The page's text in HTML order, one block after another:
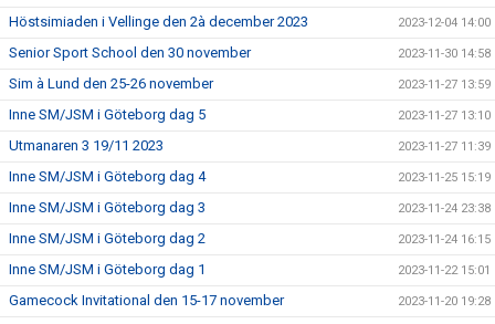
Höstsimiaden i Vellinge den 2à december 2023 2023-12-04 14:00
Senior Sport School den 30 november 2023-11-30 14:58
Sim à Lund den 25-26 november 2023-11-27 13:59
Inne SM/JSM i Göteborg dag 5 2023-11-27 13:10
Utmanaren 3 19/11 2023 2023-11-27 11:39
Inne SM/JSM i Göteborg dag 4 2023-11-25 15:19
Inne SM/JSM i Göteborg dag 3 2023-11-24 23:38
Inne SM/JSM i Göteborg dag 2 2023-11-24 16:15
Inne SM/JSM i Göteborg dag 1 2023-11-22 15:01
Gamecock Invitational den 15-17 november 2023-11-20 19:28